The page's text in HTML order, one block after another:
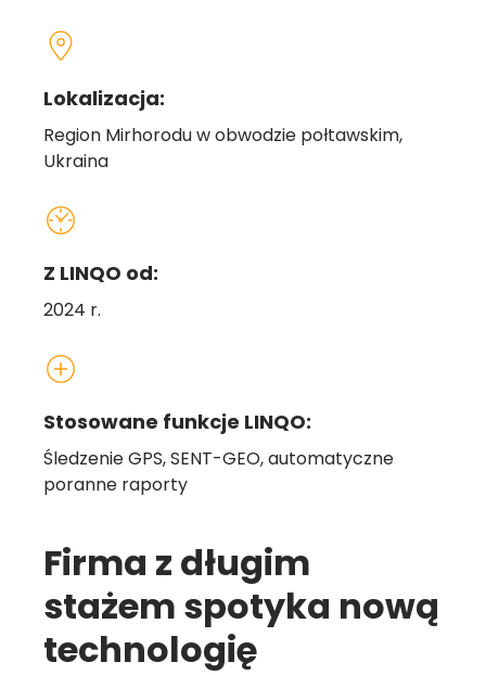
Lokalizacja:
Region Mirhorodu w obwodzie połtawskim,
Ukraina
Z LINQO od:
2024 r.
Stosowane funkcje LINQO:
Śledzenie GPS, SENT-GEO, automatyczne
poranne raporty
Firma z długim
stażem spotyka nową
technologię